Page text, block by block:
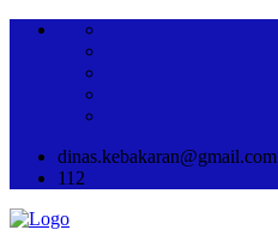
dinas.kebakaran@gmail.com
112